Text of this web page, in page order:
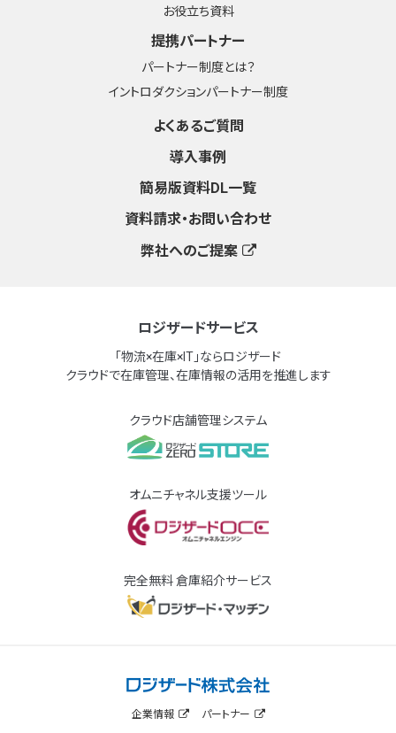
お役立ち資料
提携パートナー
パートナー制度とは？
イントロダクションパートナー制度
よくあるご質問
導入事例
簡易版資料DL一覧
資料請求・お問い合わせ
弊社へのご提案
ロジザードサービス
「物流×在庫×IT」ならロジザード
クラウドで在庫管理、在庫情報の活用を推進します
クラウド店舗管理システム
オムニチャネル支援ツール
完全無料 倉庫紹介サービス
企業情報 パートナー